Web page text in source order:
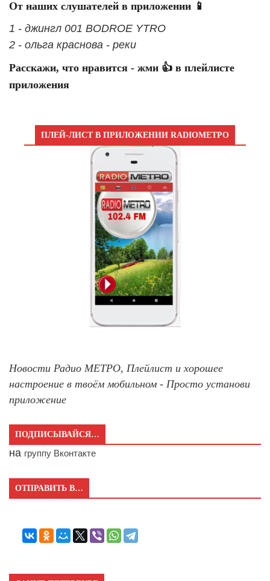
От наших слушателей в приложении 📱
1 - джингл 001 BODROE YTRO
2 - ольга краснова - реки
Расскажи, что нравится - жми 👍 в плейлисте
приложения
ПЛЕЙ-ЛИСТ В ПРИЛОЖЕНИИ RADIOМЕТРО
Новости Радио МЕТРО, Плейлист и хорошее
настроение в твоём мобильном - Просто установи
приложение
ПОДПИСЫВАЙСЯ…
на группу Вконтакте
ОТПРАВИТЬ В…